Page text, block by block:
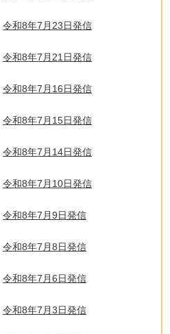
令和8年7月23日発信
令和8年7月21日発信
令和8年7月16日発信
令和8年7月15日発信
令和8年7月14日発信
令和8年7月10日発信
令和8年7月9日発信
令和8年7月8日発信
令和8年7月6日発信
令和8年7月3日発信